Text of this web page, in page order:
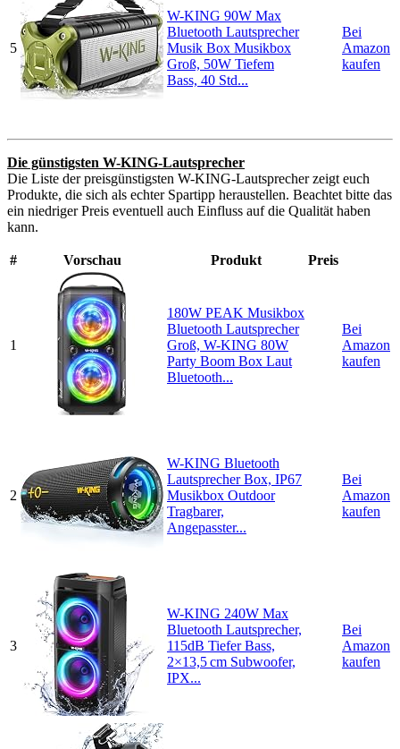
5
W-KING 90W Max
Bluetooth Lautsprecher
Musik Box Musikbox
Groß, 50W Tiefem
Bass, 40 Std...
Bei
Amazon
kaufen
Die günstigsten W-KING-Lautsprecher
Die Liste der preisgünstigsten W-KING-Lautsprecher zeigt euch
Produkte, die sich als echter Spartipp heraustellen. Beachtet bitte das
ein niedriger Preis eventuell auch Einfluss auf die Qualität haben
kann.
# Vorschau Produkt Preis
1
180W PEAK Musikbox
Bluetooth Lautsprecher
Groß, W-KING 80W
Party Boom Box Laut
Bluetooth...
Bei
Amazon
kaufen
2
W-KING Bluetooth
Lautsprecher Box, IP67
Musikbox Outdoor
Tragbarer,
Angepasster...
Bei
Amazon
kaufen
3
W-KING 240W Max
Bluetooth Lautsprecher,
115dB Tiefer Bass,
2×13,5 cm Subwoofer,
IPX...
Bei
Amazon
kaufen